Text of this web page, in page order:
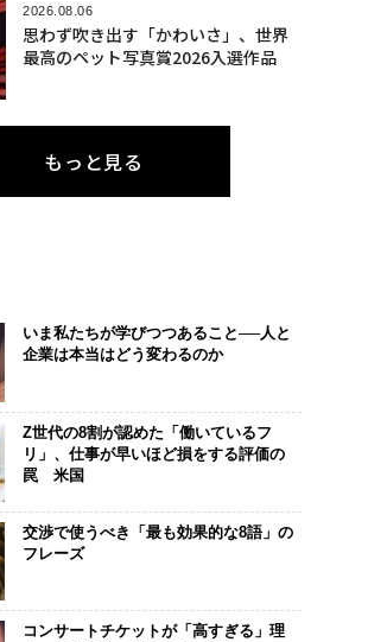
2026.08.06
思わず吹き出す「かわいさ」、世界
最高のペット写真賞2026入選作品
もっと見る
いま私たちが学びつつあること──人と
企業は本当はどう変わるのか
Z世代の8割が認めた「働いているフ
リ」、仕事が早いほど損をする評価の
罠 米国
交渉で使うべき「最も効果的な8語」の
フレーズ
コンサートチケットが「高すぎる」理